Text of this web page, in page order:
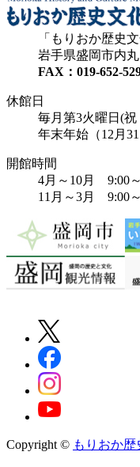
もりおか歴史
岩手県盛岡市内
FAX：019-652-
休館日
毎月第3火曜日(
年末年始（12月31
開館時間
4月～10月 9:00
11月～3月 9:00
Copyright © もりおか